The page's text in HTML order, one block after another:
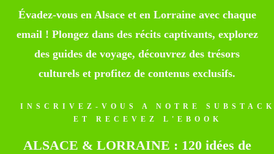
Évadez-vous en Alsace et en Lorraine avec chaque
email ! Plongez dans des récits captivants, explorez
des guides de voyage, découvrez des trésors
culturels et profitez de contenus exclusifs.
INSCRIVEZ-VOUS A NOTRE
ET RECEVEZ L'EBOOK
ALSACE & LORRAINE : 120 idées de